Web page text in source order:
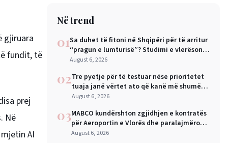
gjiruara
fundit, të
prej
Në
AI
Në trend
01Sa duhet të fitoni në Shqipëri për të arritur
“pragun e lumturisë”? Studimi e vlerëson
në 28 mijë dollarë në vit
August 6, 2026
02Tre pyetje për të testuar nëse prioritetet
tuaja janë vërtet ato që kanë më shumë
rëndësi
August 6, 2026
03MABCO kundërshton zgjidhjen e kontratës
për Aeroportin e Vlorës dhe paralajmëron
arbitrazh ndërkombëtar
August 6, 2026